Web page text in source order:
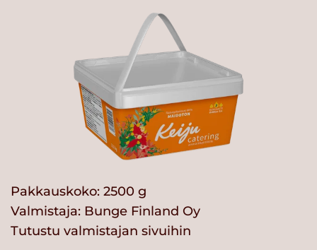
Pakkauskoko: 2500 g
Valmistaja: Bunge Finland Oy
Tutustu valmistajan sivuihin